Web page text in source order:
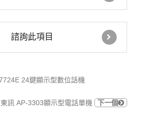
諮詢此項目
24鍵顯示型數位話機
東訊 AP-3303顯示型電話單機 下一個